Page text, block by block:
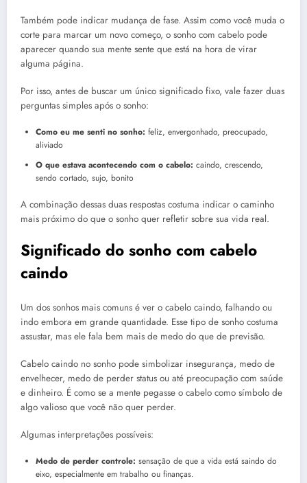
Também pode indicar mudança de fase. Assim como você muda o
corte para marcar um novo começo, o sonho com cabelo pode
aparecer quando sua mente sente que está na hora de virar
alguma página.
Por isso, antes de buscar um único significado fixo, vale fazer duas
perguntas simples após o sonho:
Como eu me senti no sonho: feliz, envergonhado, preocupado,
aliviado
O que estava acontecendo com o cabelo: caindo, crescendo,
sendo cortado, sujo, bonito
A combinação dessas duas respostas costuma indicar o caminho
mais próximo do que o sonho quer refletir sobre sua vida real.
Significado do sonho com cabelo
caindo
Um dos sonhos mais comuns é ver o cabelo caindo, falhando ou
indo embora em grande quantidade. Esse tipo de sonho costuma
assustar, mas ele fala bem mais de medo do que de previsão.
Cabelo caindo no sonho pode simbolizar insegurança, medo de
envelhecer, medo de perder status ou até preocupação com saúde
e dinheiro. É como se a mente pegasse o cabelo como símbolo de
algo valioso que você não quer perder.
Algumas interpretações possíveis:
Medo de perder controle: sensação de que a vida está saindo do
eixo, especialmente em trabalho ou finanças.